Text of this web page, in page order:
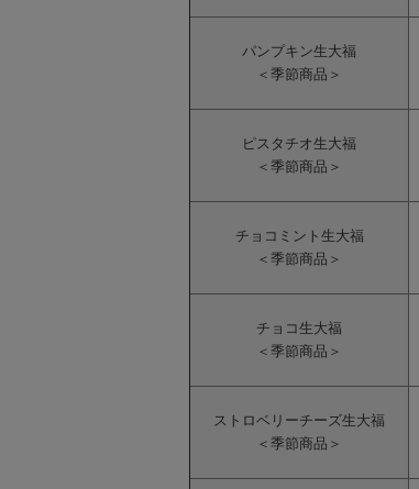
パンプキン生大福
＜季節商品＞
ピスタチオ生大福
＜季節商品＞
チョコミント生大福
＜季節商品＞
チョコ生大福
＜季節商品＞
ストロベリーチーズ生大福
＜季節商品＞